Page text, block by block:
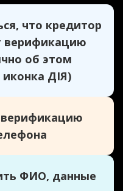
что кредитор
верификацию
об этом
иконка ДІЯ)
ФИО, данные